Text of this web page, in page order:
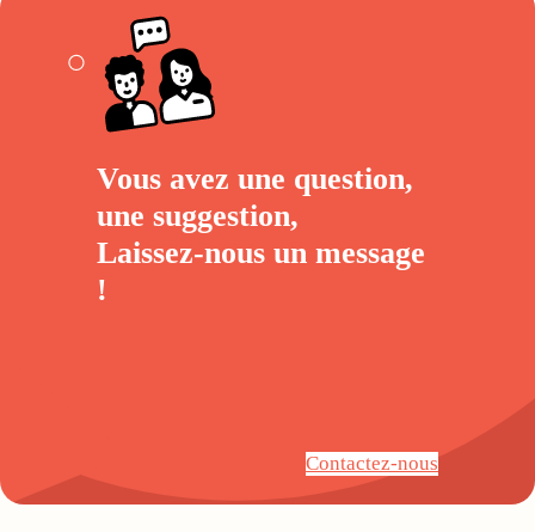
Vous avez une question,
une suggestion,
Laissez-nous un message
!
Contactez-nous